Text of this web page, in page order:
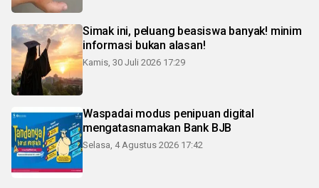
Simak ini, peluang beasiswa banyak! minim
informasi bukan alasan!
Kamis, 30 Juli 2026 17:29
Waspadai modus penipuan digital
mengatasnamakan Bank BJB
Selasa, 4 Agustus 2026 17:42